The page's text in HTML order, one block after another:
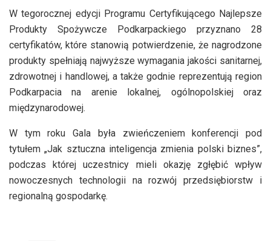
W tegorocznej edycji Programu Certyfikującego Najlepsze
Produkty Spożywcze Podkarpackiego przyznano 28
certyfikatów, które stanowią potwierdzenie, że nagrodzone
produkty spełniają najwyższe wymagania jakości sanitarnej,
zdrowotnej i handlowej, a także godnie reprezentują region
Podkarpacia na arenie lokalnej, ogólnopolskiej oraz
międzynarodowej.
W tym roku Gala była zwieńczeniem konferencji pod
tytułem „Jak sztuczna inteligencja zmienia polski biznes”,
podczas której uczestnicy mieli okazję zgłębić wpływ
nowoczesnych technologii na rozwój przedsiębiorstw i
regionalną gospodarkę.